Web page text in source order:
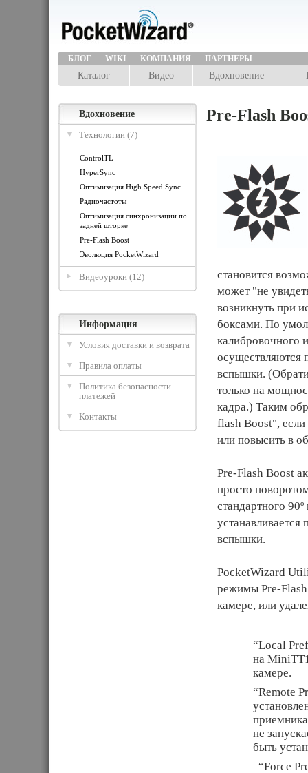
БЛОГ WIKI КОМПАНИЯ ПАРТНЕРЫ
Каталог Видео Вдохновение
Вдохновение
Технологии (7)
ControlTL
HyperSync
Оптимизация High Speed Sync
Радиочастоты
Оптимизация синхронизации по
задней шторке
Pre-Flash Boost
Эволюция PocketWizard
Видеоуроки (12)
Информация
Условия доставки и возврата
Правила оплаты
Политика безопасности
платежей
Контакты
Pre-Flash
становится
может "не
возникнуть при
боксами. По
калибровочного
осуществляются
вспышки.
только на
кадра.) Таким
flash Boost",
или повысить в
Pre-Flash Boost
просто
стандартного
вспышки.
PocketWizard
режимы Pre-
камере, или
“Local
на
камере.
“Remote
не
быть
“Force